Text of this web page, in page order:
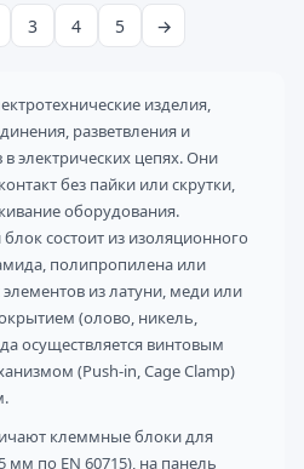
3 4 5 →
изделия,
разветвления и
электрических цепях. Они
без пайки или скрутки,
оборудования.
состоит из изоляционного
полипропилена или
из латуни, меди или
(олово, никель,
осуществляется винтовым
(Push-in, Cage Clamp)
клеммные блоки для
мм по EN 60715), на панель